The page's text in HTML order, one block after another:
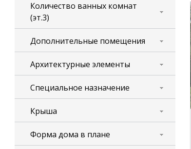
Количество ванных комнат
(эт.3)
Дополнительные помещения
Архитектурные элементы
Специальное назначение
Крыша
Форма дома в плане